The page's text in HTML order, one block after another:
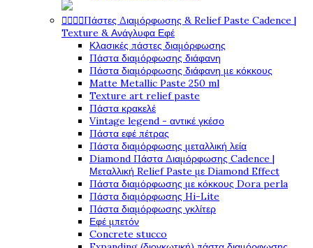
Πάστες Διαμόρφωσης & Relief Paste Cadence |
Texture & Ανάγλυφα Εφέ
Κλασικές πάστες διαμόρφωσης
Πάστα διαμόρφωσης διάφανη
Πάστα διαμόρφωσης διάφανη με κόκκους
Matte Metallic Paste 250 ml
Texture art relief paste
Πάστα κρακελέ
Vintage legend - αντικέ γκέσο
Πάστα εφέ πέτρας
Πάστα διαμόρφωσης μεταλλική λεία
Diamond Πάστα Διαμόρφωσης Cadence |
Μεταλλική Relief Paste με Diamond Effect
Πάστα διαμόρφωσης με κόκκους Dora perla
Πάστα διαμόρφωσης Hi-Lite
Πάστα διαμόρφωσης γκλίτερ
Εφέ μπετόν
Concrete stucco